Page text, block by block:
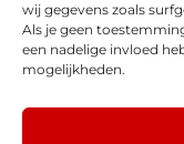
wij gegevens zoals
Als je geen
een nadelige invloed
mogelijkheden.
Volg ons